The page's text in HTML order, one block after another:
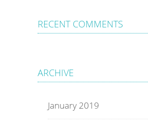
RECENT COMMENTS
ARCHIVE
January 2019